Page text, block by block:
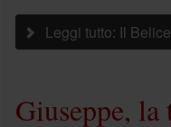
Leggi tutto: Il
Giuseppe,